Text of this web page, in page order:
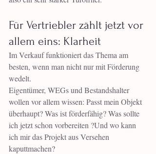
Für Vertriebler zählt jetzt vor
allem eins: Klarheit
Im Verkauf funktioniert das Thema am
besten, wenn man nicht nur mit Förderung
wedelt.
Eigentümer, WEGs und Bestandshalter
wollen vor allem wissen: Passt mein Objekt
überhaupt? Was ist förderfähig? Was sollte
ich jetzt schon vorbereiten ?Und wo kann
ich mir das Projekt aus Versehen
kaputtmachen?